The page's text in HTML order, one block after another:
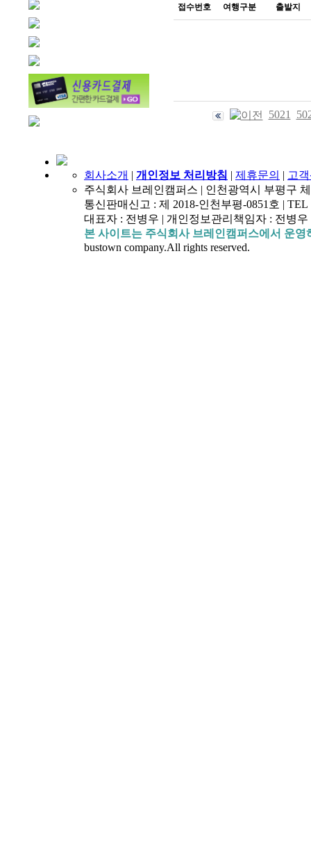
접수번호 여행구분 출발지
5021
회사소개 | 개인정보 처리방침 | 제휴문의 | 고
주식회사 브레인캠퍼스 | 인천광역시 부평구
통신판매신고 : 제 2018-인천부평-0851호 | TEL
대표자 : 전병우 | 개인정보관리책임자 : 전병
본 사이트는 주식회사 브레인캠퍼스에서 운
bustown company.All rights reserved.